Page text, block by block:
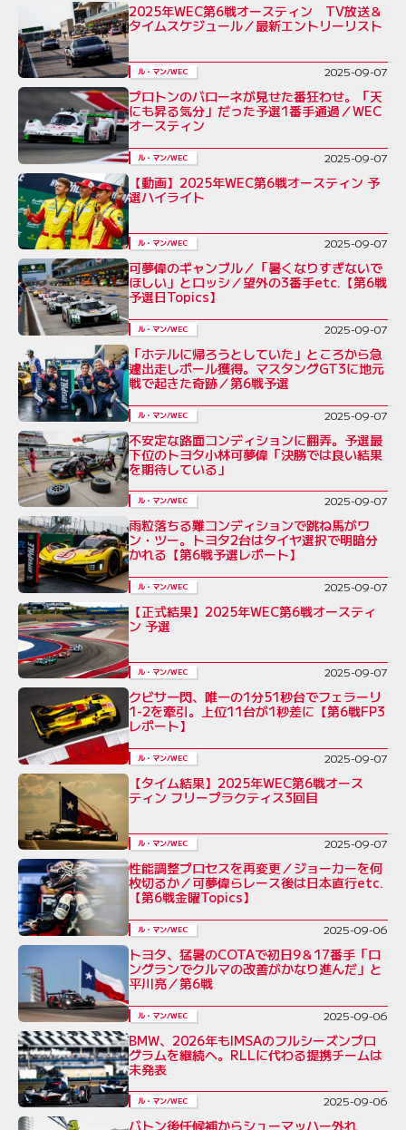
2025年WEC第6戦オースティン TV放送＆
タイムスケジュール／最新エントリーリスト
ル・マン/WEC 2025-09-07
プロトンのバローネが見せた番狂わせ。「天
にも昇る気分」だった予選1番手通過／WEC
オースティン
ル・マン/WEC 2025-09-07
【動画】2025年WEC第6戦オースティン 予
選ハイライト
ル・マン/WEC 2025-09-07
可夢偉のギャンブル／「暑くなりすぎないで
ほしい」とロッシ／望外の3番手etc.【第6戦
予選日Topics】
ル・マン/WEC 2025-09-07
「ホテルに帰ろうとしていた」ところから急
遽出走しポール獲得。マスタングGT3に地元
戦で起きた奇跡／第6戦予選
ル・マン/WEC 2025-09-07
不安定な路面コンディションに翻弄。予選最
下位のトヨタ小林可夢偉「決勝では良い結果
を期待している」
ル・マン/WEC 2025-09-07
雨粒落ちる難コンディションで跳ね馬がワ
ン・ツー。トヨタ2台はタイヤ選択で明暗分
かれる【第6戦予選レポート】
ル・マン/WEC 2025-09-07
【正式結果】2025年WEC第6戦オースティ
ン 予選
ル・マン/WEC 2025-09-07
クビサ一閃、唯一の1分51秒台でフェラーリ
1-2を牽引。上位11台が1秒差に【第6戦FP3
レポート】
ル・マン/WEC 2025-09-07
【タイム結果】2025年WEC第6戦オース
ティン フリープラクティス3回目
ル・マン/WEC 2025-09-07
性能調整プロセスを再変更／ジョーカーを何
枚切るか／可夢偉らレース後は日本直行etc.
【第6戦金曜Topics】
ル・マン/WEC 2025-09-06
トヨタ、猛暑のCOTAで初日9＆17番手「ロ
ングランでクルマの改善がかなり進んだ」と
平川亮／第6戦
ル・マン/WEC 2025-09-06
BMW、2026年もIMSAのフルシーズンプロ
グラムを継続へ。RLLに代わる提携チームは
未発表
ル・マン/WEC 2025-09-06
バトン後任候補からシューマッハー外れ